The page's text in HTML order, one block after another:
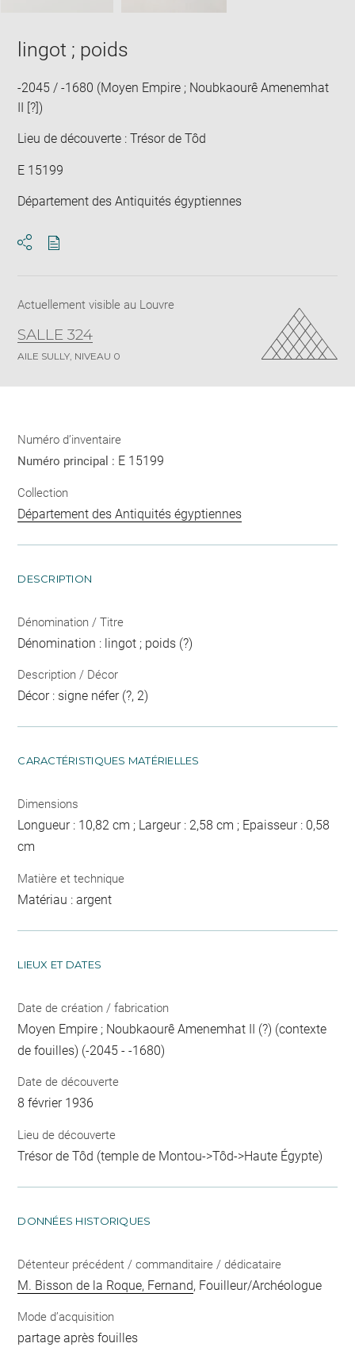
lingot ; poids
-2045 / -1680 (Moyen Empire ; Noubkaourê Amenemhat
II [?])
Lieu de découverte : Trésor de Tôd
E 15199
Département des Antiquités égyptiennes
de
de
la
pdf
Actuellement visible au Louvre
SALLE 324
AILE SULLY, NIVEAU 0
Numéro d’inventaire
Numéro principal : E 15199
Collection
Département des Antiquités égyptiennes
DESCRIPTION
Dénomination / Titre
Dénomination : lingot ; poids (?)
Description / Décor
Décor : signe néfer (?, 2)
CARACTÉRISTIQUES MATÉRIELLES
Dimensions
Longueur : 10,82 cm ; Largeur : 2,58 cm ; Epaisseur : 0,58
cm
Matière et technique
Matériau : argent
LIEUX ET DATES
Date de création / fabrication
Moyen Empire ; Noubkaourê Amenemhat II (?) (contexte
de fouilles) (-2045 - -1680)
Date de découverte
8 février 1936
Lieu de découverte
Trésor de Tôd (temple de Montou->Tôd->Haute Égypte)
DONNÉES HISTORIQUES
Détenteur précédent / commanditaire / dédicataire
M. Bisson de la Roque, Fernand, Fouilleur/Archéologue
Mode d’acquisition
partage après fouilles